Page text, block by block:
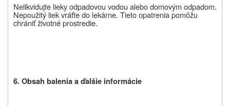
Nelikvidujte lieky odpadovou vodou alebo domovým odpadom.
Nepoužitý liek vráťte do lekárne. Tieto opatrenia pomôžu
chrániť životné prostredie.
6. Obsah balenia a ďalšie informácie